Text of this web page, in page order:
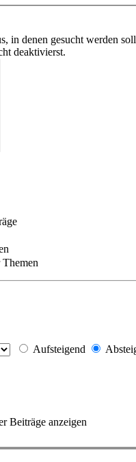
in denen gesucht werden
deaktivierst.
Aufsteigend
Beiträge anzeigen